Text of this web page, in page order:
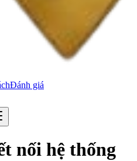
Đánh giá
nối hệ thống